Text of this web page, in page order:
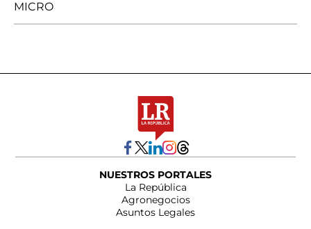
MICRO
NUESTROS PORTALES
La República
Agronegocios
Asuntos Legales